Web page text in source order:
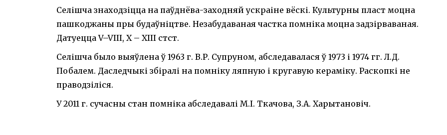
Селішча знаходзіцца на паўднёва-заходняй ускраіне вёскі. Культурны пласт моцна
пашкоджаны пры будаўніцтве. Незабудаваная частка помніка моцна задзірваваная.
Датуецца V–VIII, X – XIII стст.
Селішча было выяўлена ў 1963 г. В.Р. Супруном, абследавалася ў 1973 і 1974 гг. Л.Д.
Побалем. Даследчыкі збіралі на помніку ляпную і кругавую кераміку. Раскопкі не
праводзіліся.
У 2011 г. сучасны стан помніка абследавалі М.І. Ткачова, З.А. Харытановіч.